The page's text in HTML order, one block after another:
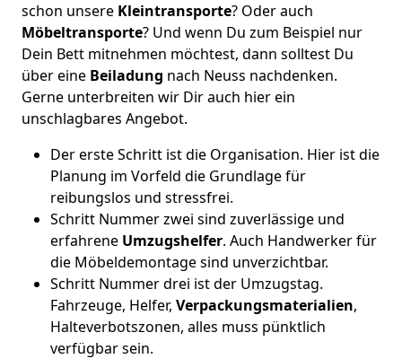
schon unsere Kleintransporte? Oder auch
Möbeltransporte? Und wenn Du zum Beispiel nur
Dein Bett mitnehmen möchtest, dann solltest Du
über eine Beiladung nach Neuss nachdenken.
Gerne unterbreiten wir Dir auch hier ein
unschlagbares Angebot.
Der erste Schritt ist die Organisation. Hier ist die
Planung im Vorfeld die Grundlage für
reibungslos und stressfrei.
Schritt Nummer zwei sind zuverlässige und
erfahrene Umzugshelfer. Auch Handwerker für
die Möbeldemontage sind unverzichtbar.
Schritt Nummer drei ist der Umzugstag.
Fahrzeuge, Helfer, Verpackungsmaterialien,
Halteverbotszonen, alles muss pünktlich
verfügbar sein.